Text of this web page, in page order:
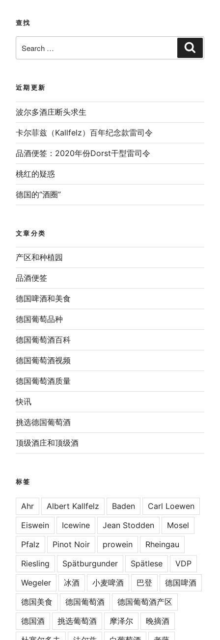
查找
for:
近期更新
波尔多酒庄断头求生
卡尔菲兹（Kallfelz）百年纪念款雷司令
品酒便签：2020年份Dorst干型雷司令
桃红的疑惑
德国的“酒圈”
文章分类
产区和种植园
品酒便签
德国啤酒和美食
德国葡萄品种
德国葡萄酒百科
德国葡萄酒视频
德国葡萄酒质量
快讯
挑选德国葡萄酒
顶级酒庄和顶级酒
标签
Ahr Albert Kallfelz Baden
Carl Loewen
Eiswein
Icewine Jean Stodden
Mosel
Pfalz
Pinot Noir prowein
Rheingau
Riesling
Spätburgunder Spätlese
VDP
Wegeler
冰酒 小麦啤酒 巴登
德国啤酒
德国美食
德国葡萄酒
德国葡萄酒产区
德国酒
挑选葡萄酒 摩泽尔
晚摘酒